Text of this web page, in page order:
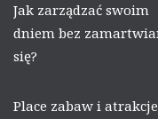
Jak zarządzać swoim
dniem bez
się?
Place zabaw i